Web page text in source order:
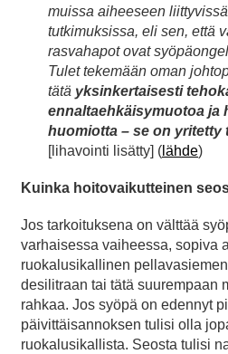
muissa aiheeseen
tutkimuksissa, eli sen, että
rasvahapot ovat
Tulet tekemään oman
tätä yksinkertaisesti
ennaltaehkäisymuotoa ja
huomiotta – se on yritetty
[lihavointi lisätty] ( lähde)
Kuinka hoitovaikutteinen
Jos tarkoituksena on välttää
varhaisessa vaiheessa, sopiva
ruokalusikallinen
desilitraan tai tätä suurempaan
rahkaa. Jos syöpä on edennyt
päivittäisannoksen tulisi olla
ruokalusikallista. Seosta tulisi